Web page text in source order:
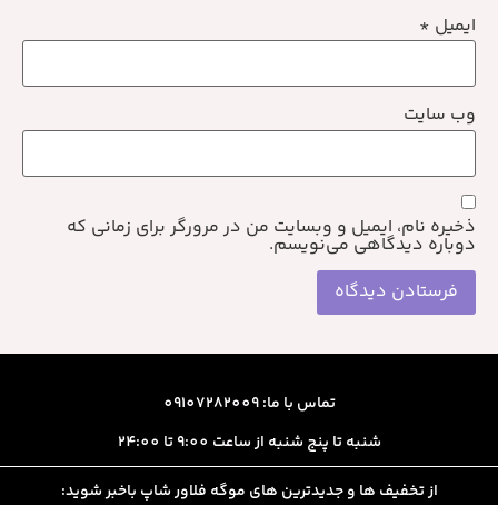
ایمیل *
وب‌ سایت
ذخیره نام، ایمیل و وبسایت من در مرورگر برای زمانی که
دوباره دیدگاهی می‌نویسم.
تماس با ما: 09107282009
شنبه تا پنج شنبه از ساعت 9:00 تا 24:00
از تخفیف ها و جدیدترین های موگه فلاور شاپ باخبر شوید: